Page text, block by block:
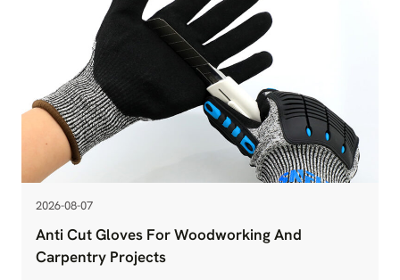
2026-08-07
Anti Cut Gloves For Woodworking And
Carpentry Projects